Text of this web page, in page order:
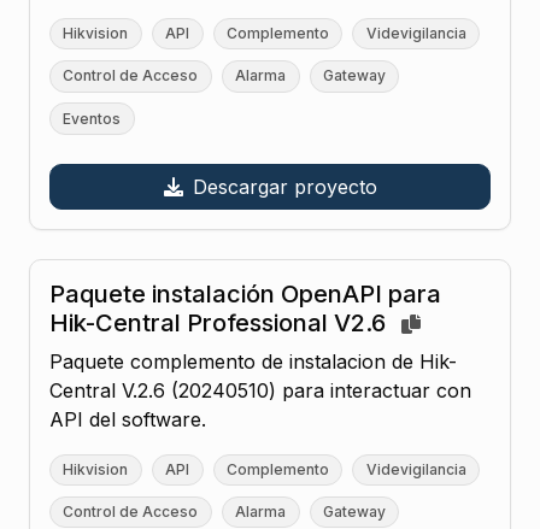
Hikvision API Complemento Videvigilancia
Control de Acceso Alarma Gateway
Eventos
Descargar proyecto
Paquete instalación OpenAPI para
Hik-Central Professional V2.6
Paquete complemento de instalacion de Hik-
Central V.2.6 (20240510) para interactuar con
API del software.
Hikvision API Complemento Videvigilancia
Control de Acceso Alarma Gateway